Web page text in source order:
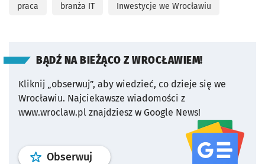
praca branża IT Inwestycje we Wrocławiu
BĄDŹ NA BIEŻĄCO Z WROCŁAWIEM!
Kliknij „obserwuj”, aby wiedzieć, co dzieje się we
Wrocławiu. Najciekawsze wiadomości z
www.wroclaw.pl znajdziesz w Google News!
Obserwuj profil serwisu